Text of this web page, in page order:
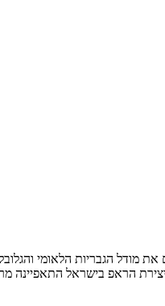
מודל הגבריות הלאומי
הראפ בישראל התאפיינה